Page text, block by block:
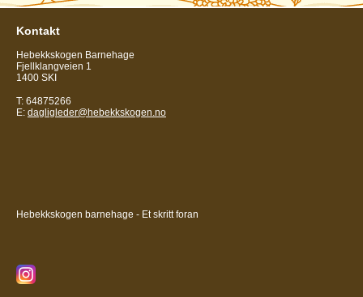
Kontakt
Hebekkskogen Barnehage
Fjellklangveien 1
1400 SKI
T: 64875266
E: dagligleder@hebekkskogen.no
Hebekkskogen barnehage - Et skritt foran